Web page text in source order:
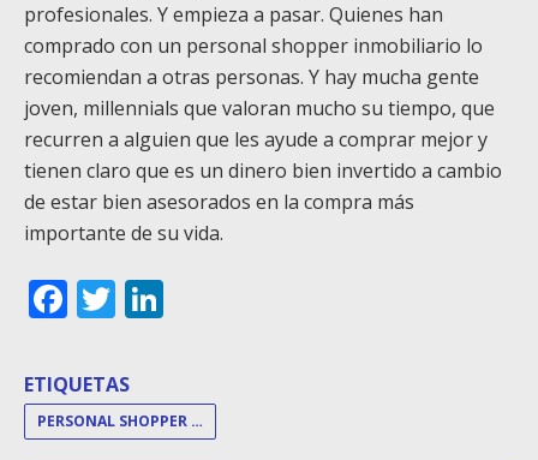
profesionales. Y empieza a pasar. Quienes han
comprado con un personal shopper inmobiliario lo
recomiendan a otras personas. Y hay mucha gente
joven, millennials que valoran mucho su tiempo, que
recurren a alguien que les ayude a comprar mejor y
tienen claro que es un dinero bien invertido a cambio
de estar bien asesorados en la compra más
importante de su vida.
Facebook
Twitter
ETIQUETAS
PERSONAL SHOPPER INMOBILIARIO